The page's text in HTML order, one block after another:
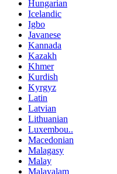
Hungarian
Icelandic
Igbo
Javanese
Kannada
Kazakh
Khmer
Kurdish
Kyrgyz
Latin
Latvian
Lithuanian
Luxembou..
Macedonian
Malagasy
Malay
Malayalam